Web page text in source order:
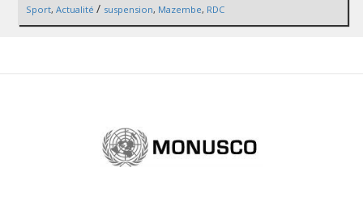
Sport, Actualité / suspension, Mazembe, RDC